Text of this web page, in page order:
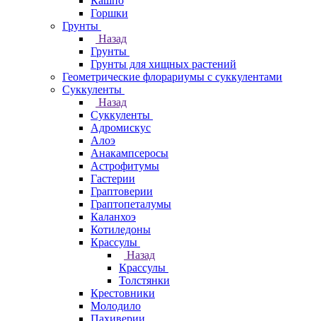
Горшки
Грунты
Назад
Грунты
Грунты для хищных растений
Геометрические флорариумы с суккулентами
Суккуленты
Назад
Суккуленты
Адромискус
Алоэ
Анакампсеросы
Астрофитумы
Гастерии
Граптоверии
Граптопеталумы
Каланхоэ
Котиледоны
Крассулы
Назад
Крассулы
Толстянки
Крестовники
Молодило
Пахиверии